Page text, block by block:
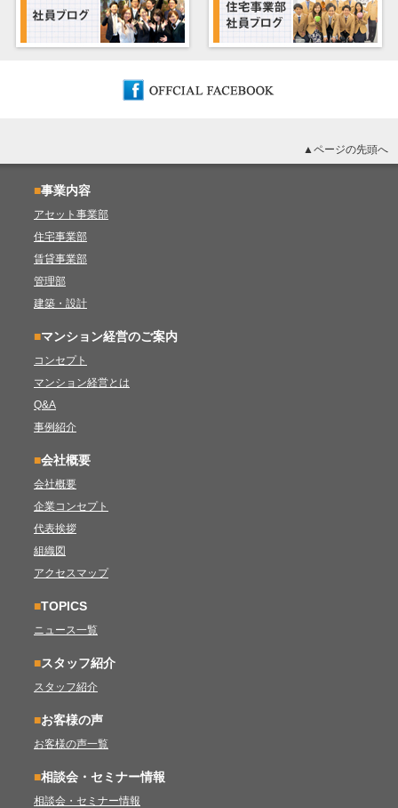
▲ページの先頭へ
■事業内容
アセット事業部
住宅事業部
賃貸事業部
管理部
建築・設計
■マンション経営のご案内
コンセプト
マンション経営とは
Q&A
事例紹介
■会社概要
会社概要
企業コンセプト
代表挨拶
組織図
アクセスマップ
■TOPICS
ニュース一覧
■スタッフ紹介
スタッフ紹介
■お客様の声
お客様の声一覧
■相談会・セミナー情報
相談会・セミナー情報